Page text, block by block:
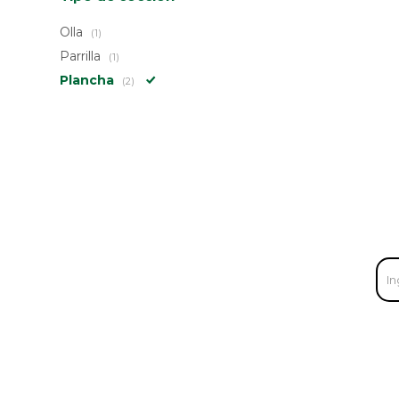
Olla (1)
Parrilla (1)
Plancha (2)